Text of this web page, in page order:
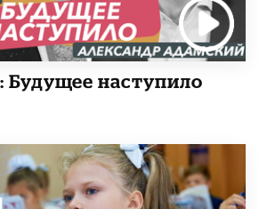
Будущее наступило